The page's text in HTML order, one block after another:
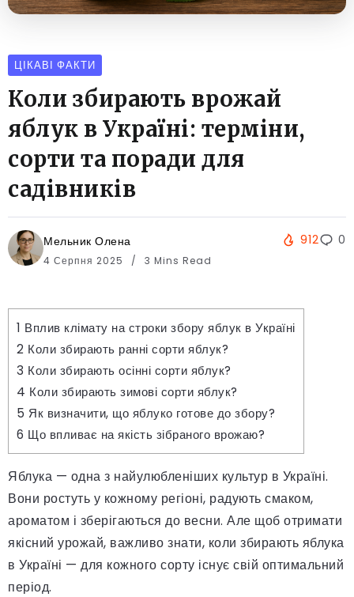
ЦІКАВІ ФАКТИ
Коли збирають врожай
яблук в Україні: терміни,
сорти та поради для
садівників
Мельник Олена
4 Серпня 2025 3 Mins Read
912 0
1 Вплив клімату на строки збору яблук в Україні
2 Коли збирають ранні сорти яблук?
3 Коли збирають осінні сорти яблук?
4 Коли збирають зимові сорти яблук?
5 Як визначити, що яблуко готове до збору?
6 Що впливає на якість зібраного врожаю?
Яблука — одна з найулюбленіших культур в Україні.
Вони ростуть у кожному регіоні, радують смаком,
ароматом і зберігаються до весни. Але щоб отримати
якісний урожай, важливо знати, коли збирають яблука
в Україні — для кожного сорту існує свій оптимальний
період.